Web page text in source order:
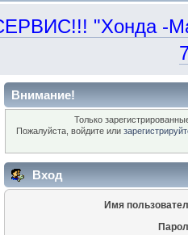
"Хонда -
Внимание!
Только
Пожалуйста, войдите или
Вход
Имя